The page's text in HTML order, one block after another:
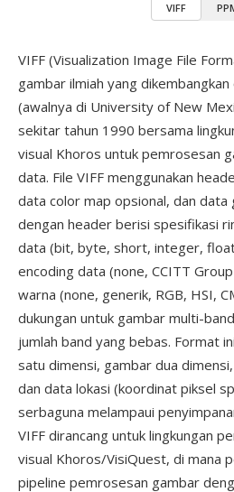
VIFF
VIFF (Visualization Image File
gambar ilmiah yang dikembangkan
(awalnya di University of New
sekitar tahun 1990 bersama
visual Khoros untuk pemrosesan
data. File VIFF menggunakan
data color map opsional, dan data
dengan header berisi spesifikasi
data (bit, byte, short, integer,
encoding data (none, CCITT
warna (none, generik, RGB, HSI,
dukungan untuk gambar multi-
jumlah band yang bebas. Format
satu dimensi, gambar dua
dan data lokasi (koordinat piksel
serbaguna melampaui
VIFF dirancang untuk lingkungan
visual Khoros/VisiQuest, di mana
pipeline pemrosesan gambar